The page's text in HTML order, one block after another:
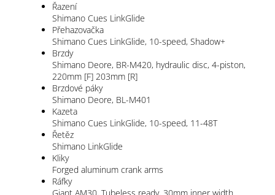
Řazení
Shimano Cues LinkGlide
Přehazovačka
Shimano Cues LinkGlide, 10-speed, Shadow+
Brzdy
Shimano Deore, BR-M420, hydraulic disc, 4-piston,
220mm [F] 203mm [R]
Brzdové páky
Shimano Deore, BL-M401
Kazeta
Shimano Cues LinkGlide, 10-speed, 11-48T
Řetěz
Shimano LinkGlide
Kliky
Forged aluminum crank arms
Ráfky